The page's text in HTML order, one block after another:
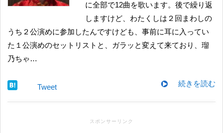
に全部で12曲を歌います。後で繰り返
しますけど、わたくしは２回まわしの
うち２公演めに参加したんですけども、事前に耳に入ってい
た１公演めのセットリストと、ガラッと変えて来ており、瑠
乃ちゃ…
続きを読む
Tweet
スポンサーリンク